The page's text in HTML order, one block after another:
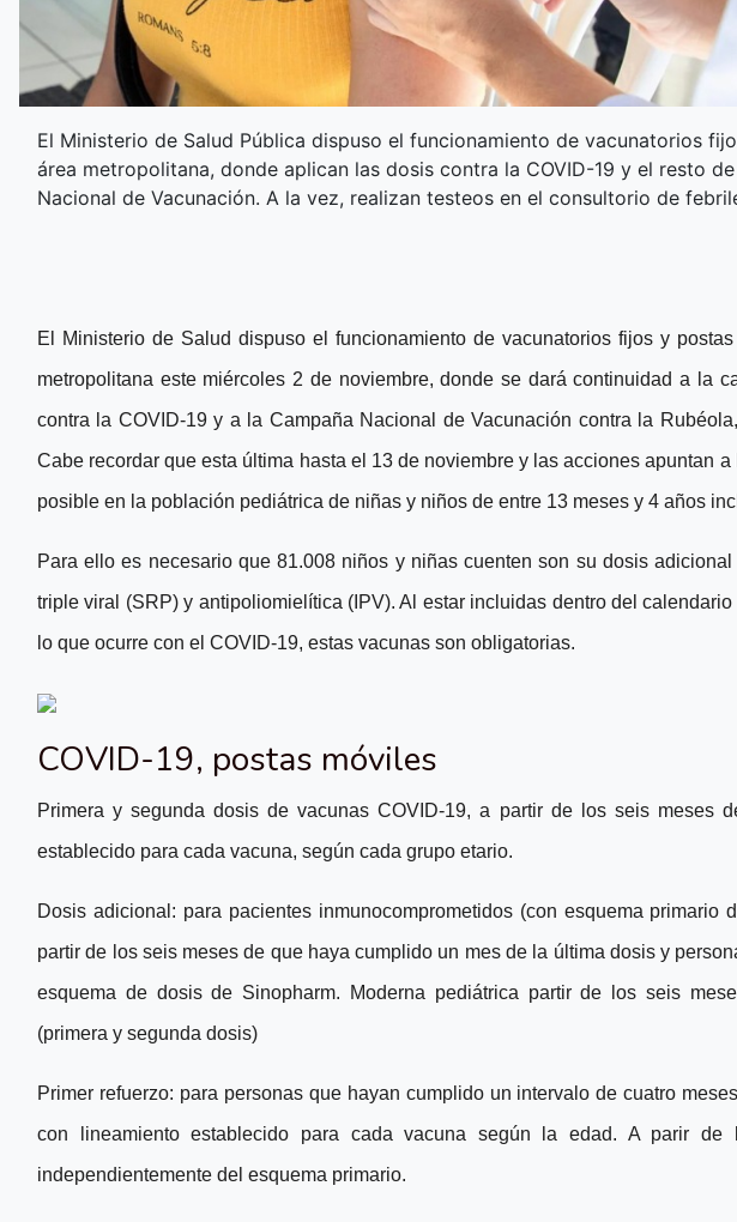
El Ministerio de Salud Pública dispuso el funcionamiento de vacunatorios
área metropolitana, donde aplican las dosis contra la COVID-19 y el resto
Nacional de Vacunación. A la vez, realizan testeos en el consultorio de
El Ministerio de Salud dispuso el funcionamiento de vacunatorios fijos y
metropolitana este miércoles 2 de noviembre, donde se dará continuidad a la
contra la COVID-19 y a la Campaña Nacional de Vacunación contra la
Cabe recordar que esta última hasta el 13 de noviembre y las acciones apuntan a
posible en la población pediátrica de niñas y niños de entre 13 meses y 4 años
Para ello es necesario que 81.008 niños y niñas cuenten son su dosis
triple viral (SRP) y antipoliomielítica (IPV). Al estar incluidas dentro del
lo que ocurre con el COVID-19, estas vacunas son obligatorias.
COVID-19, postas móviles
Primera y segunda dosis de vacunas COVID-19, a partir de los seis meses
establecido para cada vacuna, según cada grupo etario.
Dosis adicional: para pacientes inmunocomprometidos (con esquema primario
partir de los seis meses de que haya cumplido un mes de la última dosis y
esquema de dosis de Sinopharm. Moderna pediátrica partir de los seis
(primera y segunda dosis)
Primer refuerzo: para personas que hayan cumplido un intervalo de cuatro
con lineamiento establecido para cada vacuna según la edad. A parir de
independientemente del esquema primario.